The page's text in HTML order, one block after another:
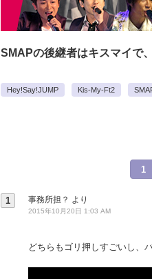
SMAPの後継者はキスマイで
Hey!Say!JUMP Kis-My-Ft2
1
1 事務所担？ より
2015年10月20日 1:03 AM
どちらもゴリ押しすごいし、